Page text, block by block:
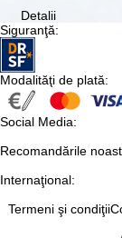
data
rezervării, …
Detalii
Siguranţă:
Modalităţi de plată:
Social Media:
Recomandările
Internaţional:
Termeni şi condiţii